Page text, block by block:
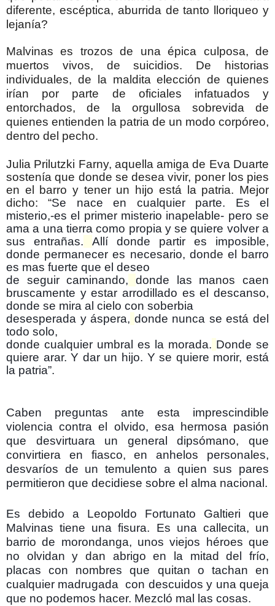
diferente, escéptica, aburrida de tanto lloriqueo y
lejanía?
Malvinas es trozos de una épica culposa, de
muertos vivos, de suicidios. De historias
individuales, de la maldita elección de quienes
irían por parte de oficiales infatuados y
entorchados, de la orgullosa sobrevida de
quienes entienden la patria de un modo corpóreo,
dentro del pecho.
Julia Prilutzki Farny, aquella amiga de Eva Duarte
sostenía que donde se desea vivir, poner los pies
en el barro y tener un hijo está la patria. Mejor
dicho: “Se nace en cualquier parte. Es el
misterio,-es el primer misterio inapelable- pero se
ama a una tierra como propia y se quiere volver a
sus entrañas.
Allí donde partir es imposible,
donde permanecer es necesario, donde el barro
es mas fuerte que el deseo
de seguir caminando,
donde las manos caen
bruscamente y estar arrodillado es el descanso,
donde se mira al cielo con soberbia
desesperada y áspera, donde nunca se está del
todo solo,
donde cualquier umbral es la morada. Donde se
quiere arar. Y dar un hijo. Y se quiere morir, está
la patria”.
Caben preguntas ante esta imprescindible
violencia contra el olvido, esa hermosa pasión
que desvirtuara un general dipsómano, que
convirtiera en fiasco, en anhelos personales,
desvaríos de un temulento a quien sus pares
permitieron que decidiese sobre el alma nacional.
Es debido a Leopoldo Fortunato Galtieri que
Malvinas tiene una fisura. Es una callecita, un
barrio de morondanga, unos viejos héroes que
no olvidan y dan abrigo en la mitad del frío,
placas con nombres que quitan o tachan en
cualquier madrugada con descuidos y una queja
que no podemos hacer. Mezcló mal las cosas.